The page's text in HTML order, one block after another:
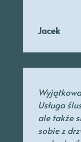
Jacek
Usługa
ale także
sobie z